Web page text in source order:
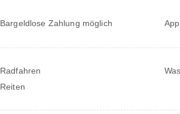
Bargeldlose Zahlung möglich
Radfahren
Reiten